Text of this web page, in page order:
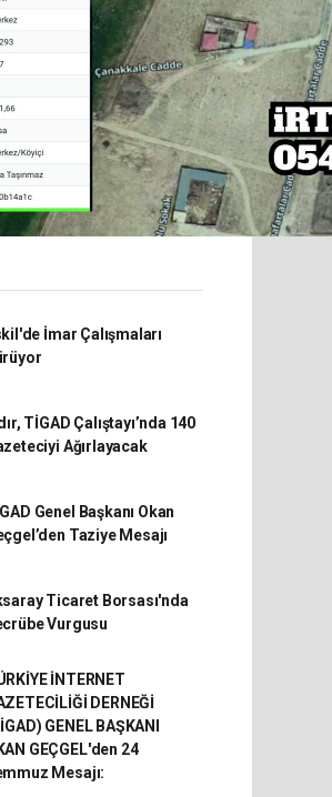
İmar Çalışmaları
TİGAD Çalıştayı’nda 140
Ağırlayacak
Genel Başkanı Okan
Taziye Mesajı
Ticaret Borsası'nda
Vurgusu
İNTERNET
DERNEĞİ
GENEL BAŞKANI
GEÇGEL'den 24
Mesajı: